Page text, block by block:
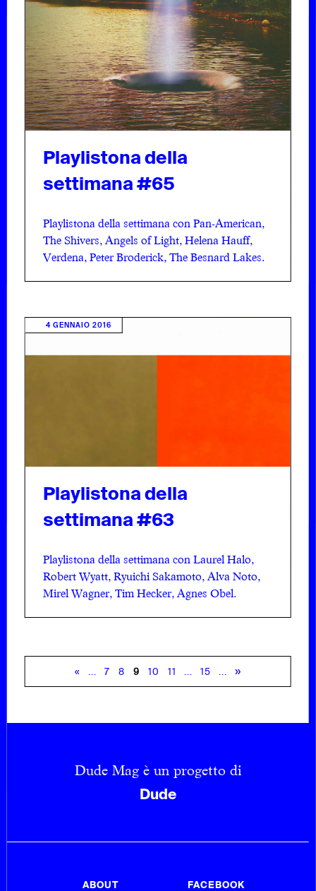
Playlistona della
settimana #65
Playlistona della settimana con Pan-American,
The Shivers, Angels of Light, Helena Hauff,
Verdena, Peter Broderick, The Besnard Lakes.
4 GENNAIO 2016
Playlistona della
settimana #63
Playlistona della settimana con Laurel Halo,
Robert Wyatt, Ryuichi Sakamoto, Alva Noto,
Mirel Wagner, Tim Hecker, Agnes Obel.
« ... 7 8 9 10 11 ... 15 ... »
Dude Mag è un progetto di
Dude
ABOUT FACEBOOK